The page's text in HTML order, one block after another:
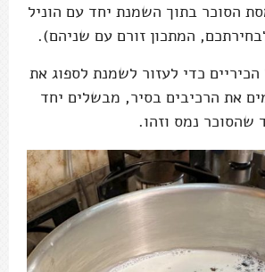
הסוכר בתוך השמנת יחד עם הוניל
המתכון זורם עם שניהם).
כדי לעזור לשמנת לספוג את
את הרכיבים בסיר, מבשלים יחד
שהסוכר נמס וזהו.